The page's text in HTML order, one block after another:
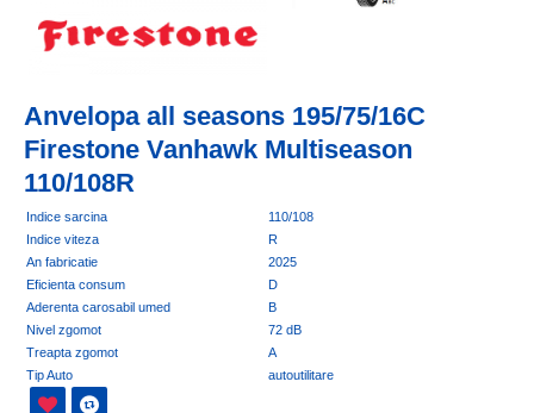
Anvelopa all seasons 195/75/16C
Firestone Vanhawk Multiseason
110/108R
Indice sarcina
110/108
Indice viteza
R
An fabricatie
2025
Eficienta consum
D
Aderenta carosabil umed
B
Nivel zgomot
72 dB
Treapta zgomot
A
Tip Auto
autoutilitare